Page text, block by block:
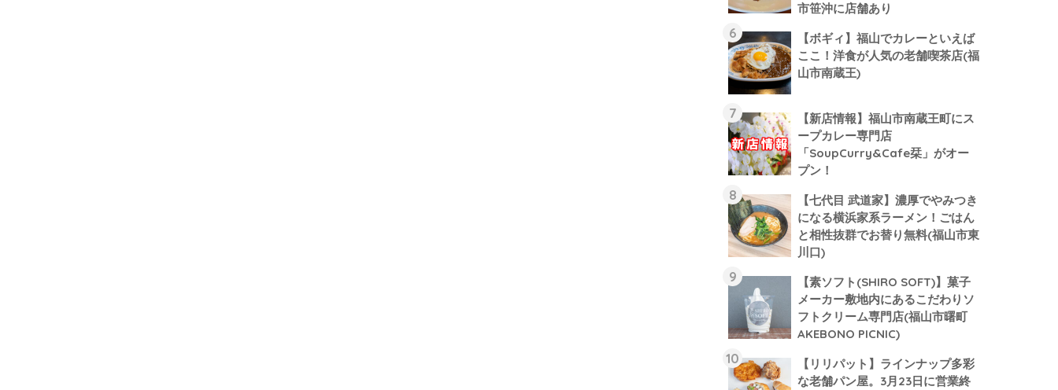
市笹沖に店舗あり
【ボギィ】福山でカレーといえば
ここ！洋食が人気の老舗喫茶店(福
山市南蔵王)
【新店情報】福山市南蔵王町にス
ープカレー専門店
「SoupCurry&Cafe栞」がオー
プン！
【七代目 武道家】濃厚でやみつき
になる横浜家系ラーメン！ごはん
と相性抜群でお替り無料(福山市東
川口)
【素ソフト(SHIRO SOFT)】菓子
メーカー敷地内にあるこだわりソ
フトクリーム専門店(福山市曙町
AKEBONO PICNIC)
【リリパット】ラインナップ多彩
な老舗パン屋。3月23日に営業終